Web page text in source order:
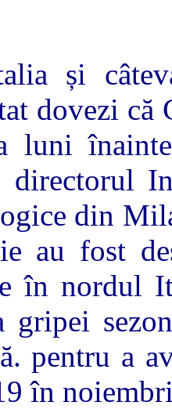
și
dovezi
luni
directorul
din
au fost
în nordul
gripei
pentru a
în